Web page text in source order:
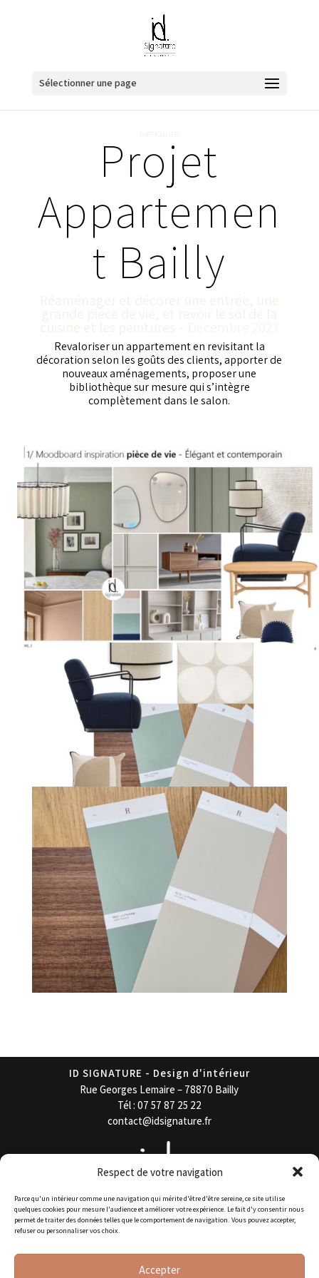
Respect de votre navigation
Parce qu'un intérieur comme une navigation qui mérite d'être d'être sereine, ce site utilise
quelques cookies pour mesure l'audience et améliorer votre expérience. Le fait d'y consentir nous
permet de traiter des données telles que le comportement de navigation. Vous pouvez accepter,
refuser ou personnaliser vos choix.
Accepter
Sélectionner une page
Projet
Appartemen
t Bailly
Revaloriser un appartement en revisitant la
décoration selon les goûts des clients, apporter de
nouveaux aménagements, proposer une
bibliothèque sur mesure qui s’intègre
complètement dans le salon.
ID SIGNATURE - Design d'intérieur
Rue Georges Lemaire – 78870 Bailly
Tél : 07 57 87 25 22
contact@idsignature.fr
Mention Légales
CGV